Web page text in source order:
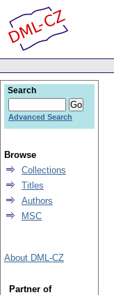
Search
Advanced Search
Browse
Collections
Titles
Authors
MSC
About DML-CZ
Partner of